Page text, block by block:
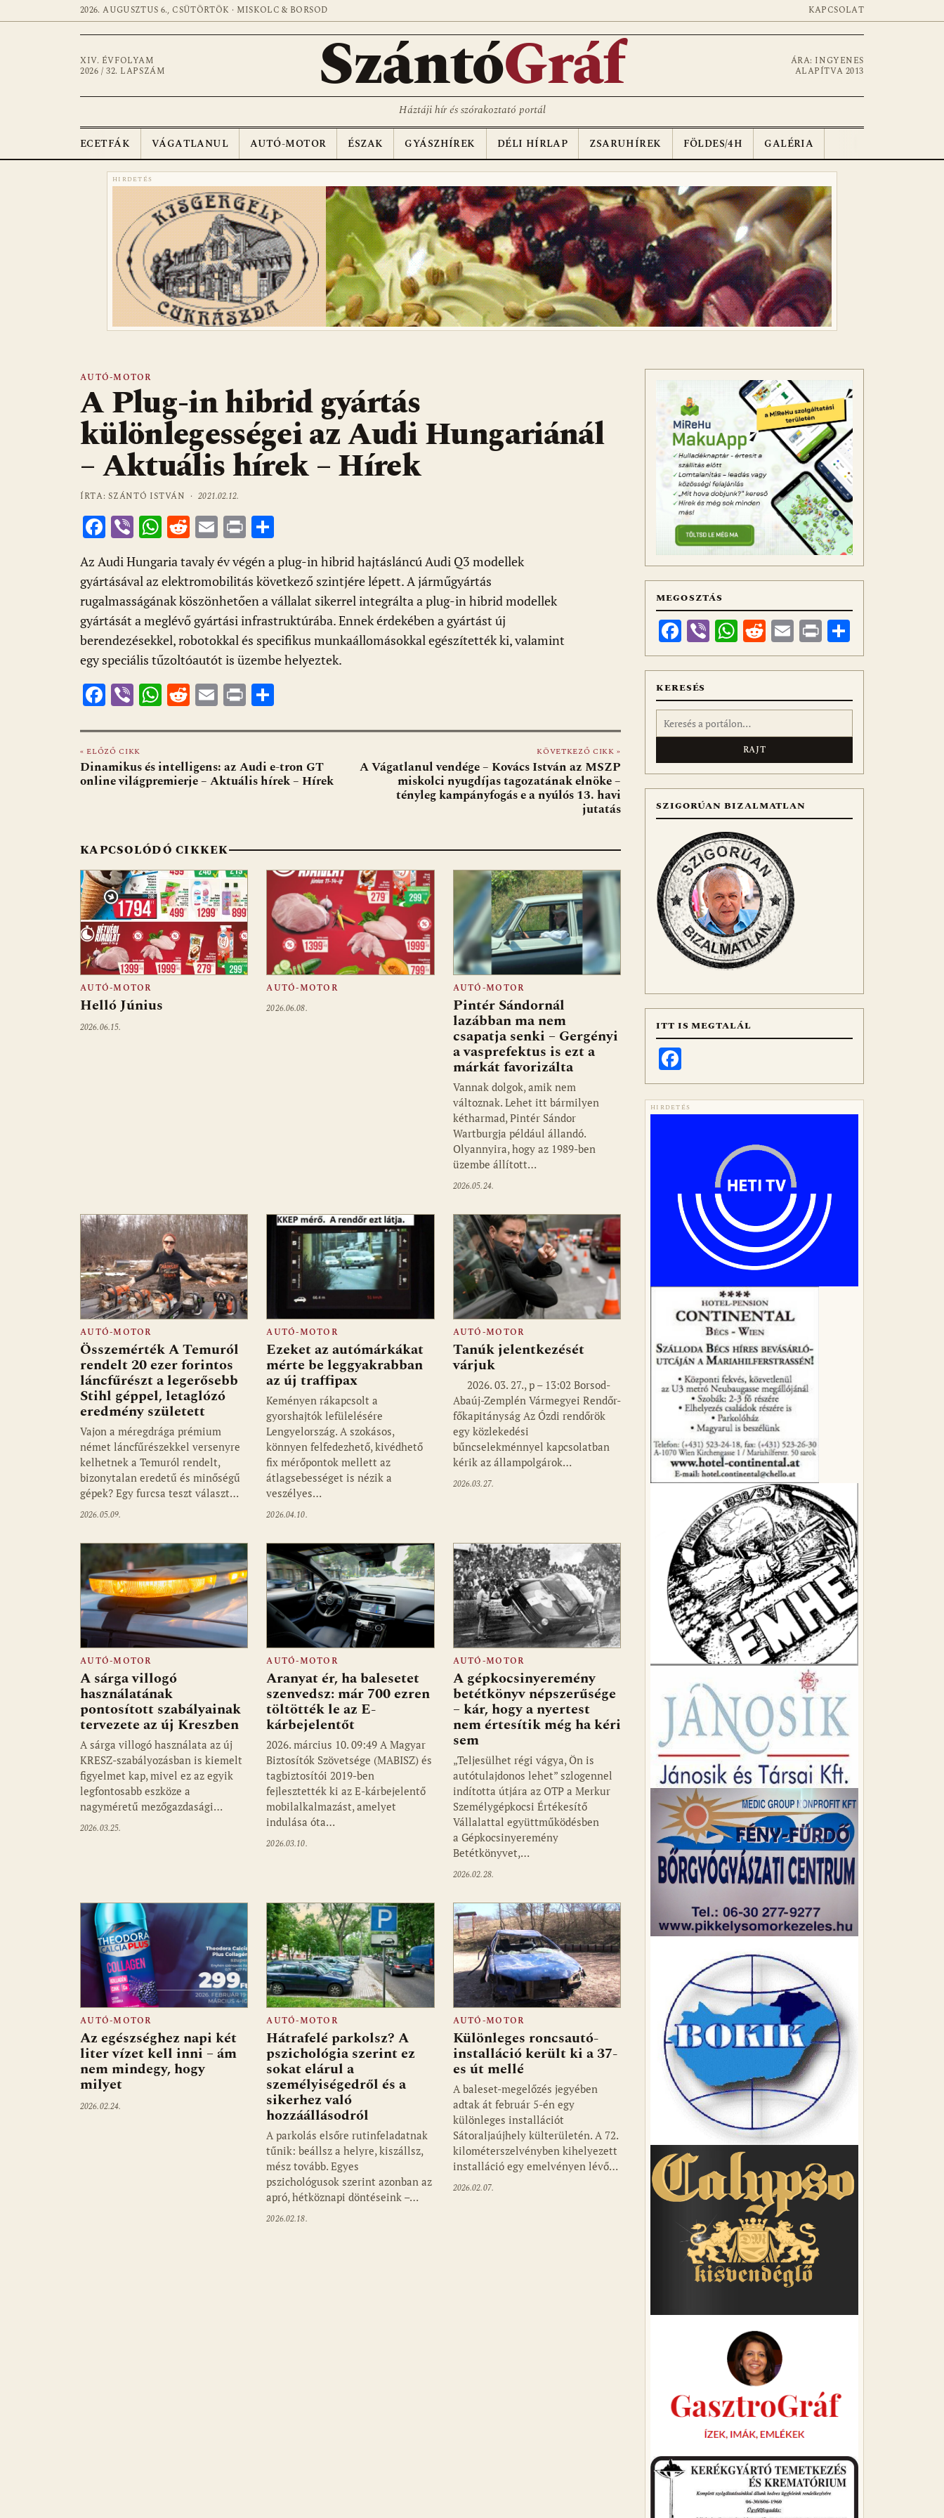
2026. AUGUSZTUS 6., CSÜTÖRTÖK · MISKOLC & BORSOD KAPCSOLAT
XIV. ÉVFOLYAM
2026 / 32. LAPSZÁM
SzántóGráf
ÁRA: INGYENES
ALAPÍTVA 2013
Háztáji hír és szórakoztató portál
ECETFÁK VÁGATLANUL AUTÓ-MOTOR ÉSZAK GYÁSZHÍREK DÉLI HÍRLAP ZSARUHÍREK FÖLDES/4H GALÉRIA
HIRDETÉS
AUTÓ-MOTOR
A Plug-in hibrid gyártás
különlegességei az Audi Hungariánál
– Aktuális hírek – Hírek
ÍRTA: SZÁNTÓ ISTVÁN ·2021.02.12.
F
ac
e
b
o
o
k
Vi
b
er
W
h
at
s
A
p
p
R
d
di
t
E
m
ai
l
Pr
in
t
ss
za
m
e
g
Az Audi Hungaria tavaly év végén a plug-in hibrid hajtásláncú Audi Q3 modellek
gyártásával az elektromobilitás következő szintjére lépett. A járműgyártás
rugalmasságának köszönhetően a vállalat sikerrel integrálta a plug-in hibrid modellek
gyártását a meglévő gyártási infrastruktúrába. Ennek érdekében a gyártást új
berendezésekkel, robotokkal és specifikus munkaállomásokkal egészítették ki, valamint
egy speciális tűzoltóautót is üzembe helyeztek.
F
e
b
o
Vi
er
W
at
s
A
R
d
di
t
E
ai
l
Pr
t za
m
e
« ELŐZŐ CIKK
Dinamikus és intelligens: az Audi e-tron GT
online világpremierje – Aktuális hírek – Hírek
KÖVETKEZŐ CIKK »
A Vágatlanul vendége – Kovács István az MSZP
miskolci nyugdíjas tagozatának elnöke –
tényleg kampányfogás e a nyúlós 13. havi
jutatás
KAPCSOLÓDÓ CIKKEK
AUTÓ-MOTOR
Helló Június
2026.06.15.
AUTÓ-MOTOR
2026.06.08.
AUTÓ-MOTOR
Pintér Sándornál
lazábban ma nem
csapatja senki – Gergényi
a vasprefektus is ezt a
márkát favorizálta
Vannak dolgok, amik nem
változnak. Lehet itt bármilyen
kétharmad, Pintér Sándor
Wartburgja például állandó.
Olyannyira, hogy az 1989-ben
üzembe állított…
2026.05.24.
AUTÓ-MOTOR
Összemérték A Temuról
rendelt 20 ezer forintos
láncfűrészt a legerősebb
Stihl géppel, letaglózó
eredmény született
Vajon a méregdrága prémium
német láncfűrészekkel versenyre
kelhetnek a Temuról rendelt,
bizonytalan eredetű és minőségű
gépek? Egy furcsa teszt választ…
2026.05.09.
AUTÓ-MOTOR
Ezeket az autómárkákat
mérte be leggyakrabban
az új traffipax
Keményen rákapcsolt a
gyorshajtók lefülelésére
Lengyelország. A szokásos,
könnyen felfedezhető, kivédhető
fix mérőpontok mellett az
átlagsebességet is nézik a
veszélyes…
2026.04.10.
AUTÓ-MOTOR
Tanúk jelentkezését
várjuk
2026. 03. 27., p – 13:02 Borsod-
Abaúj-Zemplén Vármegyei Rendőr-
főkapitányság Az Ózdi rendőrök
egy közlekedési
bűncselekménnyel kapcsolatban
kérik az állampolgárok…
2026.03.27.
AUTÓ-MOTOR
A sárga villogó
használatának
pontosított szabályainak
tervezete az új Kreszben
A sárga villogó használata az új
KRESZ-szabályozásban is kiemelt
figyelmet kap, mivel ez az egyik
legfontosabb eszköze a
nagyméretű mezőgazdasági…
2026.03.25.
AUTÓ-MOTOR
Aranyat ér, ha balesetet
szenvedsz: már 700 ezren
töltötték le az E-
kárbejelentőt
2026. március 10. 09:49 A Magyar
Biztosítók Szövetsége (MABISZ) és
tagbiztosítói 2019-ben
fejlesztették ki az E-kárbejelentő
mobilalkalmazást, amelyet
indulása óta…
2026.03.10.
AUTÓ-MOTOR
A gépkocsinyeremény
betétkönyv népszerűsége
– kár, hogy a nyertest
nem értesítik még ha kéri
sem
„Teljesülhet régi vágya, Ön is
autótulajdonos lehet” szlogennel
indította útjára az OTP a Merkur
Személygépkocsi Értékesítő
Vállalattal együttműködésben
a Gépkocsinyeremény
Betétkönyvet,…
2026.02.28.
AUTÓ-MOTOR
Az egészséghez napi két
liter vízet kell inni – ám
nem mindegy, hogy
milyet
2026.02.24.
AUTÓ-MOTOR
Hátrafelé parkolsz? A
pszichológia szerint ez
sokat elárul a
személyiségedről és a
sikerhez való
hozzáállásodról
A parkolás elsőre rutinfeladatnak
tűnik: beállsz a helyre, kiszállsz,
mész tovább. Egyes
pszichológusok szerint azonban az
apró, hétköznapi döntéseink –…
2026.02.18.
AUTÓ-MOTOR
Különleges roncsautó-
installáció került ki a 37-
es út mellé
A baleset-megelőzés jegyében
adtak át február 5-én egy
különleges installációt
Sátoraljaújhely külterületén. A 72.
kilométerszelvényben kihelyezett
installáció egy emelvényen lévő…
2026.02.07.
MEGOSZTÁS
Facebook
ViberWhatsApp
Reddit
Email
Print
meg
KERESÉS
Keresés:
SZIGORÚAN BIZALMATLAN
ITT IS MEGTALÁL
HIRDETÉS